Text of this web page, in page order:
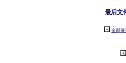
最后文
全部展